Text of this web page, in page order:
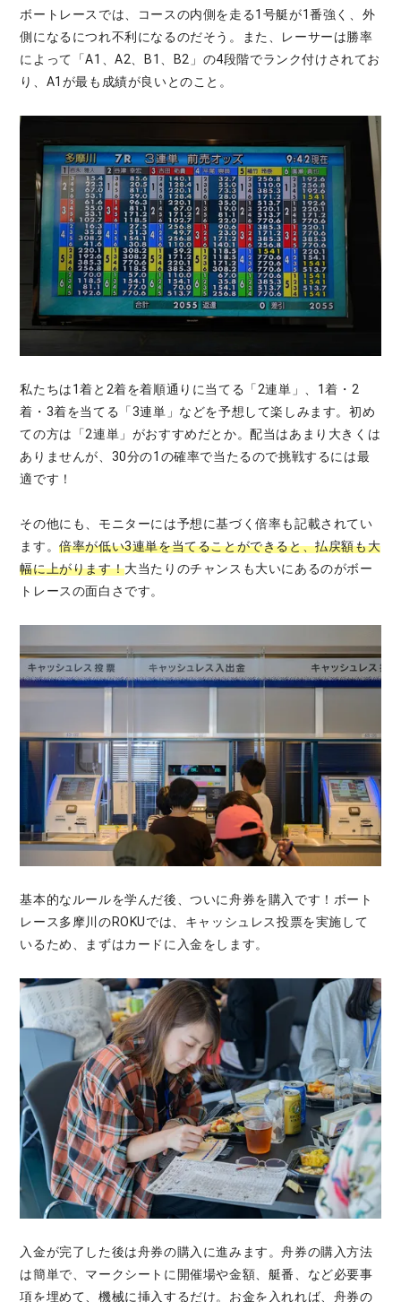
ボートレースでは、コースの内側を走る1号艇が1番強く、外
側になるにつれ不利になるのだそう。また、レーサーは勝率
によって「A1、A2、B1、B2」の4段階でランク付けされてお
り、A1が最も成績が良いとのこと。
私たちは1着と2着を着順通りに当てる「2連単」、1着・2
着・3着を当てる「3連単」などを予想して楽しみます。初め
ての方は「2連単」がおすすめだとか。配当はあまり大きくは
ありませんが、30分の1の確率で当たるので挑戦するには最
適です！
その他にも、モニターには予想に基づく倍率も記載されてい
ます。倍率が低い3連単を当てることができると、払戻額も大
幅に上がります！大当たりのチャンスも大いにあるのがボー
トレースの面白さです。
基本的なルールを学んだ後、ついに舟券を購入です！ボート
レース多摩川のROKUでは、キャッシュレス投票を実施して
いるため、まずはカードに入金をします。
入金が完了した後は舟券の購入に進みます。舟券の購入方法
は簡単で、マークシートに開催場や金額、艇番、など必要事
項を埋めて、機械に挿入するだけ。お金を入れれば、舟券の